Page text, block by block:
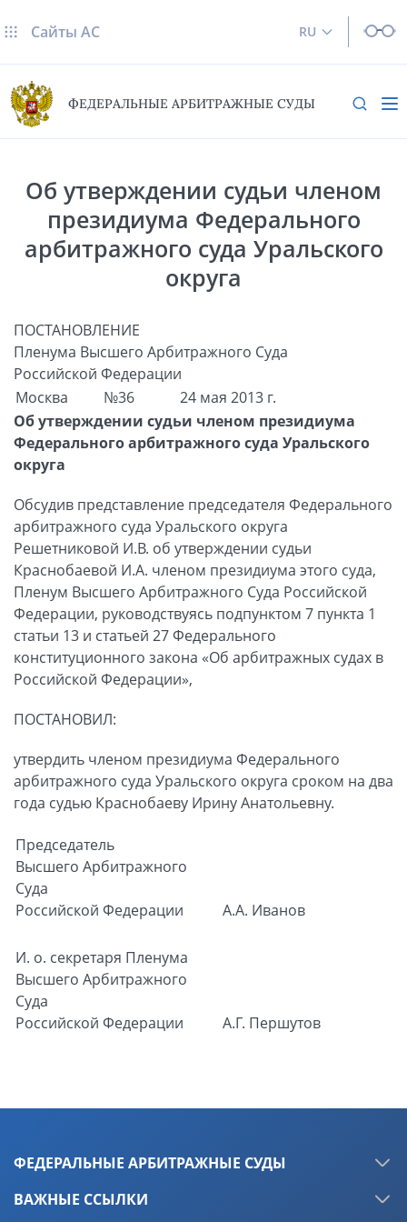
RU
Сайты AC
ФЕДЕРАЛЬНЫЕ АРБИТРАЖНЫЕ СУДЫ
Об утверждении судьи членом
президиума Федерального
арбитражного суда Уральского
округа
ПОСТАНОВЛЕНИЕ
Пленума Высшего Арбитражного Суда
Российской Федерации
Москва
№36
24 мая 2013 г.
Об утверждении судьи членом президиума
Федерального арбитражного суда Уральского
округа
Обсудив представление председателя Федерального
арбитражного суда Уральского округа
Решетниковой И.В. об утверждении судьи
Краснобаевой И.А. членом президиума этого суда,
Пленум Высшего Арбитражного Суда Российской
Федерации, руководствуясь подпунктом 7 пункта 1
статьи 13 и статьей 27 Федерального
конституционного закона «Об арбитражных судах в
Российской Федерации»,
ПОСТАНОВИЛ:
утвердить членом президиума Федерального
арбитражного суда Уральского округа сроком на два
года судью Краснобаеву Ирину Анатольевну.
Председатель
Высшего Арбитражного
Суда
Российской Федерации
А.А. Иванов
И. о. секретаря Пленума
Высшего Арбитражного
Суда
Российской Федерации
А.Г. Першутов
ФЕДЕРАЛЬНЫЕ АРБИТРАЖНЫЕ СУДЫ
ВАЖНЫЕ ССЫЛКИ